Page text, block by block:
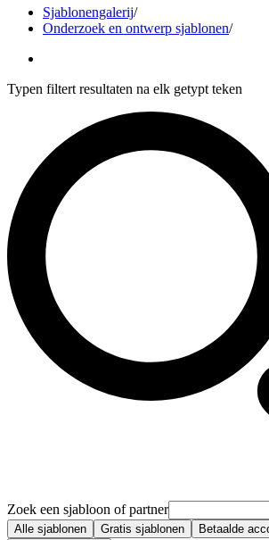
Sjablonengalerij/
Onderzoek en ontwerp sjablonen/
Typen filtert resultaten na elk getypt teken
Zoek een sjabloon of partner
Alle sjablonen Gratis sjablonen
Betaalde